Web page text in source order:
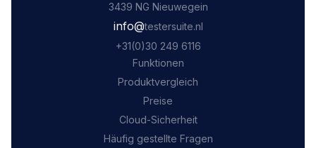
3439 NG Nieuwegein
‍info@testersuite.nl
‍+31 (0)30 249 6116
Funktionen
Produktvergleich
Preise
Cloud-Sicherheit
Häufig gestellte Fragen